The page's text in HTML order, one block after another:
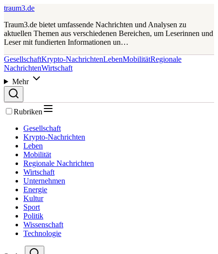
traum3.de
Traum3.de bietet umfassende Nachrichten und Analysen zu
aktuellen Themen aus verschiedenen Bereichen, um Leserinnen und
Leser mit fundierten Informationen un…
GesellschaftKrypto-NachrichtenLebenMobilitätRegionale
NachrichtenWirtschaft
Mehr
Rubriken
Gesellschaft
Krypto-Nachrichten
Leben
Mobilität
Regionale Nachrichten
Wirtschaft
Unternehmen
Energie
Kultur
Sport
Politik
Wissenschaft
Technologie